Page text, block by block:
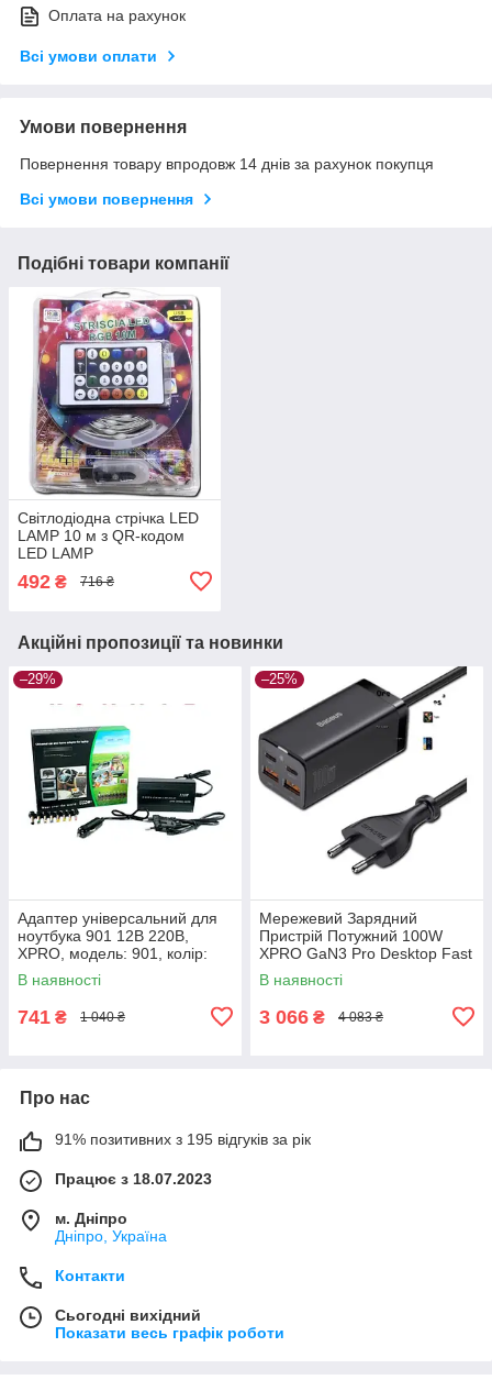
Оплата на рахунок
Всі умови оплати
Умови повернення
Повернення товару впродовж 14 днів за рахунок покупця
Всі умови повернення
Подібні товари компанії
Світлодіодна стрічка LED
LAMP 10 м з QR-кодом
LED LAMP
492 ₴ 716 ₴
Акційні пропозиції та новинки
–29%
Адаптер універсальний для
ноутбука 901 12В 220В,
XPRO, модель: 901, колір:
чорний (42923-901_328)
В наявності
741 ₴ 1 040 ₴
–25%
Мережевий Зарядний
Пристрій Потужний 100W
XPRO GaN3 Pro Desktop Fast
Charger (33077-01_1857)
В наявності
3 066 ₴ 4 083 ₴
Про нас
91% позитивних з 195 відгуків за рік
Працює з 18.07.2023
м. Дніпро
Дніпро, Україна
Контакти
Сьогодні вихідний
Показати весь графік роботи